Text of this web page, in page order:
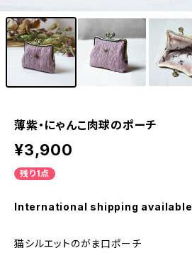
薄紫・にゃんこ肉球のポーチ
¥3,900
残り1点
International shipping available
猫シルエットのがま口ポーチ